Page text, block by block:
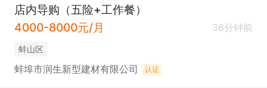
店内导购（五险+工作餐）
4000-8000元/月
36分钟前
蚌山区
蚌埠市润生新型建材有限公司 认证